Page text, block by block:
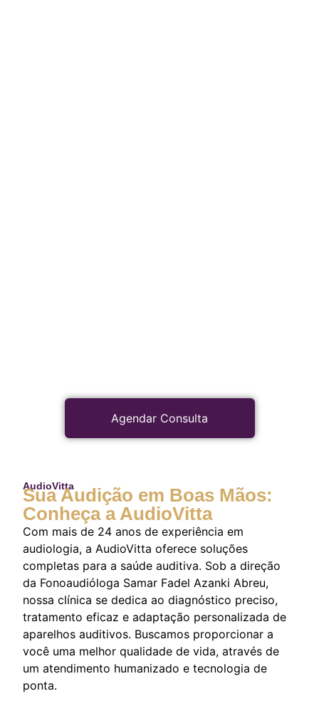
Agendar Consulta
AudioVitta
Sua Audição em Boas Mãos:
Conheça a AudioVitta
Com mais de 24 anos de experiência em
audiologia, a AudioVitta oferece soluções
completas para a saúde auditiva. Sob a direção
da Fonoaudióloga Samar Fadel Azanki Abreu,
nossa clínica se dedica ao diagnóstico preciso,
tratamento eficaz e adaptação personalizada de
aparelhos auditivos. Buscamos proporcionar a
você uma melhor qualidade de vida, através de
um atendimento humanizado e tecnologia de
ponta.